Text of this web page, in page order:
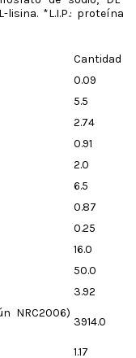
*L.I.P.: proteína
Cantidad
0.09
5.5
2.74
0.91
2.0
6.5
0.87
0.25
16.0
50.0
3.92
NRC2006)
3914.0
1.17